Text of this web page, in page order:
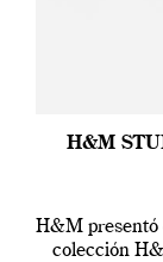
H&M
H&M presentó
colección